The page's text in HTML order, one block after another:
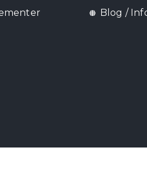
Blog /